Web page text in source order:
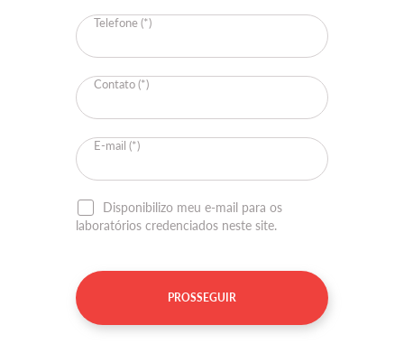
Telefone (*)
Contato (*)
E-mail (*)
Disponibilizo meu e-mail para os
laboratórios credenciados neste site.
PROSSEGUIR